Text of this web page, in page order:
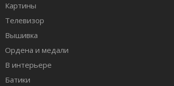
Картины
Телевизор
Вышивка
Ордена и медали
В интерьере
Батики